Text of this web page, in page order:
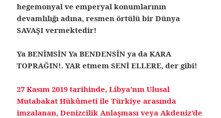
hegemonyal ve emperyal konumlarının
devamlılığı adına, resmen örtülü bir Dünya
SAVAŞI vermektedir!
Ya BENİMSİN Ya BENDENSİN ya da KARA
TOPRAĞIN!. YAR etmem SENİ ELLERE, der gibi!
27 Kasım 2019 tarihinde, Libya’nın Ulusal
Mutabakat Hükûmeti ile Türkiye arasında
imzalanan, Denizcilik Anlaşması veya Akdeniz’de